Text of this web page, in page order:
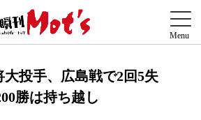
大投手、広島戦で2回5失
勝は持ち越し